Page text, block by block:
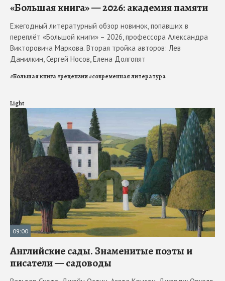
«Большая книга» — 2026: академия памяти
Ежегодный литературный обзор новинок, попавших в
переплёт «Большой книги» – 2026, профессора Александра
Викторовича Маркова. Вторая тройка авторов: Лев
Данилкин, Сергей Носов, Елена Долгопят
#Большая книга#рецензии#современная литература
Light
09:00
Английские сады. Знаменитые поэты и
писатели — садоводы